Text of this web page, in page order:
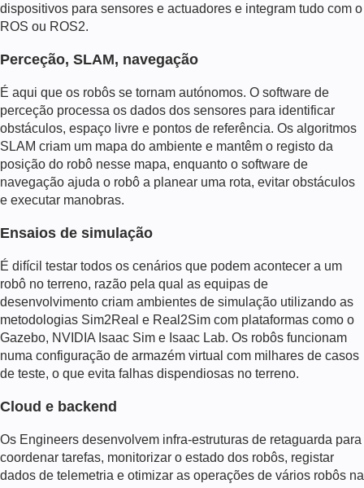
dispositivos para sensores e actuadores e integram tudo com o
ROS ou ROS2.
Perceção, SLAM, navegação
É aqui que os robôs se tornam autónomos. O software de
perceção processa os dados dos sensores para identificar
obstáculos, espaço livre e pontos de referência. Os algoritmos
SLAM criam um mapa do ambiente e mantêm o registo da
posição do robô nesse mapa, enquanto o software de
navegação ajuda o robô a planear uma rota, evitar obstáculos
e executar manobras.
Ensaios de simulação
É difícil testar todos os cenários que podem acontecer a um
robô no terreno, razão pela qual as equipas de
desenvolvimento criam ambientes de simulação utilizando as
metodologias Sim2Real e Real2Sim com plataformas como o
Gazebo, NVIDIA Isaac Sim e Isaac Lab. Os robôs funcionam
numa configuração de armazém virtual com milhares de casos
de teste, o que evita falhas dispendiosas no terreno.
Cloud e backend
Os Engineers desenvolvem infra-estruturas de retaguarda para
coordenar tarefas, monitorizar o estado dos robôs, registar
dados de telemetria e otimizar as operações de vários robôs na